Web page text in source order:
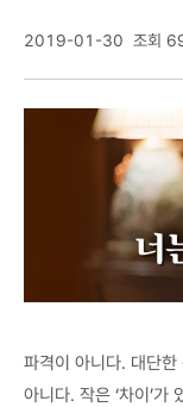
2019-01-30 조회
파격이 아니다. 대단
아니다. 작은 ‘차이’가